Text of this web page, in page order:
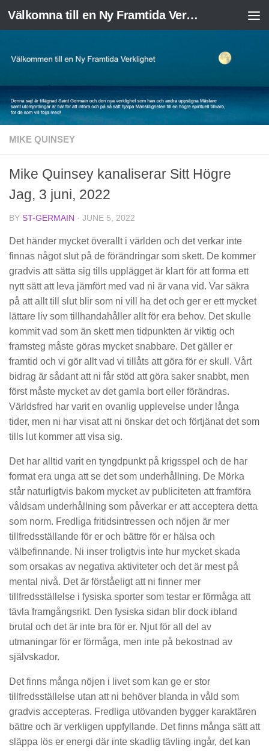
Skip to content Välkomna till en Ny Framtida Verklighet
MIKE QUINSEY
Mike Quinsey kanaliserar Sitt Högre
Jag, 3 juni, 2022
BY ST-GERMAIN · JUNE 5, 2022
Det händer mycket överallt i världen och det verkar inte
finnas något slut på de förändringar som skett. De kommer
gradvis att sätta sig tills upplägget är klart för att forma ett
nytt sätt att leva jämfört med vad ni är vana vid. Var säkra
på att allt till slut blir som ni vill ha det och ger er ett mycket
lättare liv som tillhandahåller allt för era behov. Det skulle
kommit vad som än skett men tidpunkten är viktig och
framsteg måste göras mycket snabbare. Det gäller er
framtid och vi gör allt vad vi tillåts att göra för er skull. Vårt
bidrag är sådant att ni får stöd att göra saker snabbt, men
först måste mycket av det gamla bort eller förändras.
Världsfred har varit en ovanlig upplevelse under långa
tider, men ni har visat att ni önskar det och förtjänat det som
tills lut kommer att visa sig.
Det har alltid varit en tyngdpunkt på krigsspel och de har
format era unga att se det som underhållning. De Mörka
står naturligtvis bakom mycket av publiciteten att framföra
våldsam underhållning som påverkar er att acceptera detta
som norm. Fredliga fritidsintressen och nöjen är mer
tillfredsställande för er och bättre för er hälsa och
välbefinnande. Ni inser troligtvis inte hur mycket skada
som orsakas av negativa aktiviteter och det är mest på
mental nivå. Det är förståeligt att ni finner mer
tillfredsställelse i fysiska sporter som testar er förmåga att
tävla framgångsrikt. Den fysiska sidan blir dock ibland
brutal och det är inte bra för er. Njut för all del av
utmaningar för er förmåga, men inte på bekostnad av
självskador.
Det finns många nöjen i livet som kan ge er stor
tillfredsställelse utan att ni behöver blanda in våld som
gradvis accepteras. Fredliga utövanden bygger karaktären
bättre och är verkligen uppfyllande. Det finns många sätt att
släppa lös er energi där inte skadlig tävling ingår, det kan